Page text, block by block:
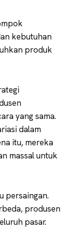
kebutuhan
produk
yang sama.
dalam
itu, mereka
massal untuk
persaingan.
produsen
pasar.